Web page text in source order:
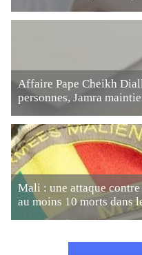
Affaire Pape Cheikh
personnes, Jamra
Mali : une attaque
au moins 10 morts dans